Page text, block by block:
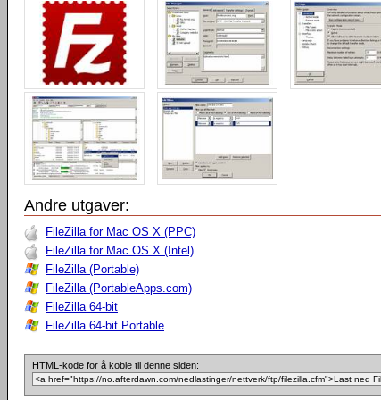
Andre utgaver:
FileZilla for Mac OS X (PPC)
FileZilla for Mac OS X (Intel)
FileZilla (Portable)
FileZilla (PortableApps.com)
FileZilla 64-bit
FileZilla 64-bit Portable
HTML-kode for å koble til denne siden: